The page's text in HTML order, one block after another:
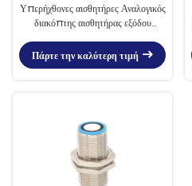
Υπερήχθονες αισθητήρες Αναλογικός
διακόπτης αισθητήρας εξόδου
343K
Πάρτε την καλύτερη τιμή